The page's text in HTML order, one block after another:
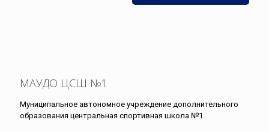
МАУДО ЦСШ №1
Муниципальное автономное учреждение дополнительного
образования центральная спортивная школа №1